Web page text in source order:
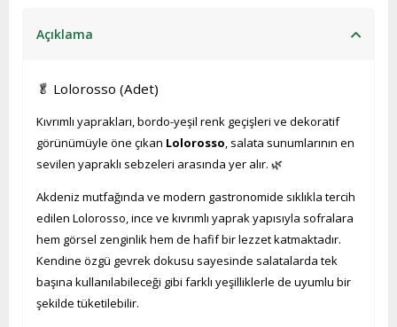
Açıklama
🥬 Lolorosso (Adet)
Kıvrımlı yaprakları, bordo-yeşil renk geçişleri ve dekoratif
görünümüyle öne çıkan Lolorosso, salata sunumlarının en
sevilen yapraklı sebzeleri arasında yer alır. 🌿
Akdeniz mutfağında ve modern gastronomide sıklıkla tercih
edilen Lolorosso, ince ve kıvrımlı yaprak yapısıyla sofralara
hem görsel zenginlik hem de hafif bir lezzet katmaktadır.
Kendine özgü gevrek dokusu sayesinde salatalarda tek
başına kullanılabileceği gibi farklı yeşilliklerle de uyumlu bir
şekilde tüketilebilir.